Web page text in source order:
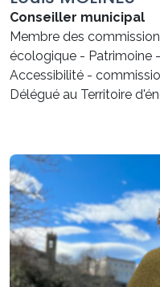
Conseiller municipal
Membre des
écologique - Patrimoine
Accessibilité -
Délégué au Territoire